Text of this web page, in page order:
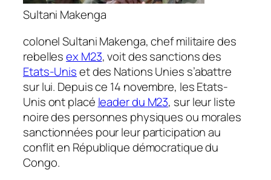
Sultani Makenga
colonel Sultani Makenga, chef militaire des
rebellesex M23, voit des sanctions des
Etats-Uniset des Nations Unies s’abattre
sur lui. Depuis ce 14 novembre, les Etats-
Unis ont placé leader du M23, surleur liste
noire des personnes physiques ou morales
sanctionnées pour leur participation au
conflit en République démocratique du
Congo.